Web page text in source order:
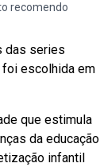
recomendo
das series
foi escolhida em
que estimula
da educação
infantil